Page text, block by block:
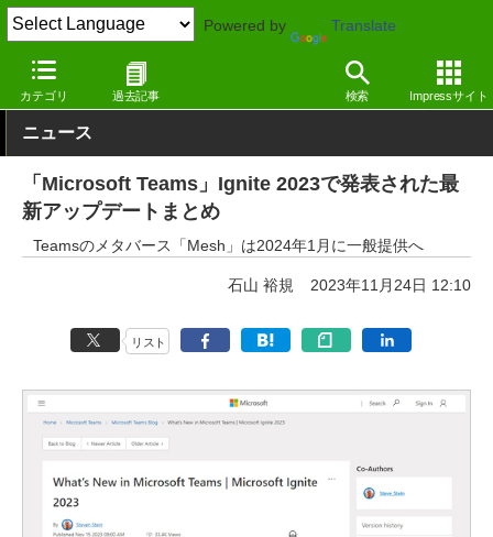
Powered by Translate
カテゴリ 過去記事 検索 Impressサイト
窓の杜 オフィス・ドキュメント Windows
ニュース
「Microsoft Teams」Ignite 2023で発表された最
新アップデートまとめ
Teamsのメタバース「Mesh」は2024年1月に一般提供へ
石山 裕規 2023年11月24日 12:10
リスト